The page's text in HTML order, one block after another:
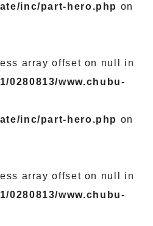
inc/part-hero.php on
array offset on null in
0280813/www.chubu-
inc/part-hero.php on
array offset on null in
0280813/www.chubu-